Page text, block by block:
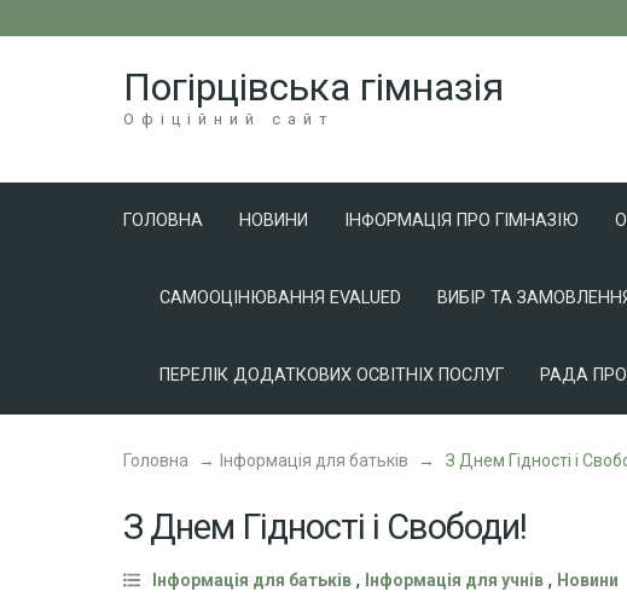
Погірцівська гімназія
Офіційний сайт
ГОЛОВНА НОВИНИ ІНФОРМАЦІЯ ПРО ГІМНАЗІЮ
САМООЦІНЮВАННЯ EVALUED ВИБІР ТА
ПЕРЕЛІК ДОДАТКОВИХ ОСВІТНІХ ПОСЛУГ РАДА
Головна → Інформація для батьків → З Днем Гідності і
З Днем Гідності і Свободи!
Інформація для батьків , Інформація для учнів , Новини